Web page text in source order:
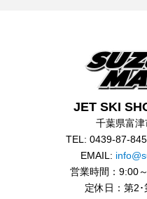
JET SKI
千葉県富
TEL: 0439-87-
EMAIL:
営業時間：9:00
定休日：第2